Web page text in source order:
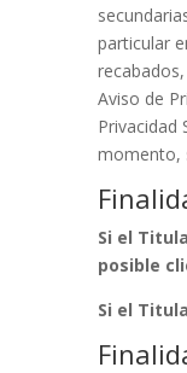
particular
Aviso de
Privacidad
momento,
Si el
posible
Si el